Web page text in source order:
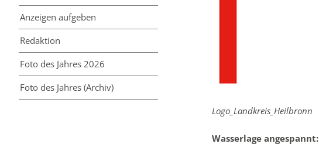
Anzeigen aufgeben
Redaktion
Foto des Jahres 2026
Foto des Jahres (Archiv)
Logo_Landkreis_Heilbronn
Wasserlage angespannt: